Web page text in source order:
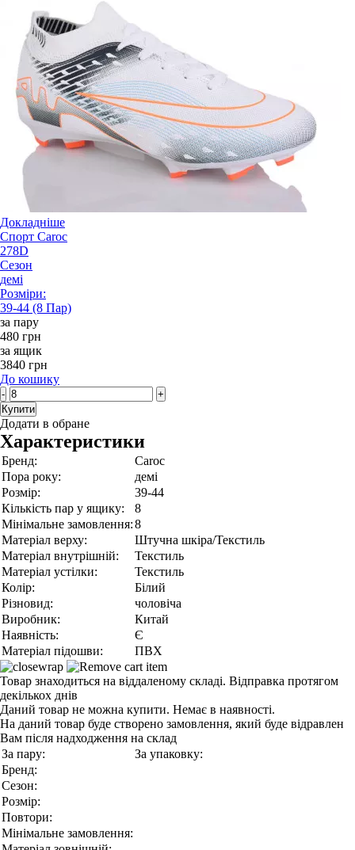
Докладніше
Спорт Caroc
278D
Сезон
демі
Розміри:
39-44 (8 Пар)
за пару
480 грн
за ящик
3840 грн
До кошику
-
+
Купити
Додати в обране
Характеристики
Бренд:
Caroc
Пора року:
демі
Розмір:
39-44
Кількість пар у ящику:
8
Мінімальне замовлення:8
Матеріал верху:
Штучна шкіра/Текстиль
Матеріал внутрішній:
Текстиль
Матеріал устілки:
Текстиль
Колір:
Білий
Різновид:
чоловіча
Виробник:
Китай
Наявність:
Є
Матеріал підошви:
ПВХ
Товар знаходиться на віддаленому складі. Відправка протягом
декількох днів
Даний товар не можна купити. Немає в наявності.
На даний товар буде створено замовлення, який буде відравлен
Вам після надходження на склад
За пару:
За упаковку:
Бренд:
Сезон:
Розмір:
Повтори:
Мінімальне замовлення: